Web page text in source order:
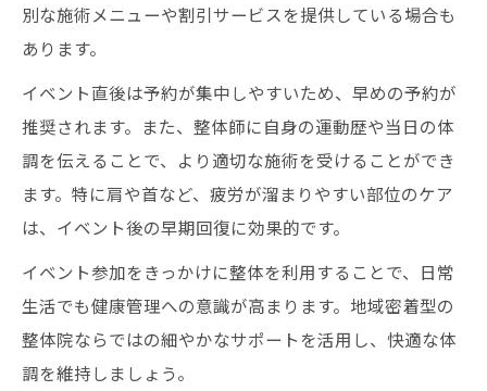
別な施術メニューや割引サービスを提供している場合も
あります。
イベント直後は予約が集中しやすいため、早めの予約が
推奨されます。また、整体師に自身の運動歴や当日の体
調を伝えることで、より適切な施術を受けることができ
ます。特に肩や首など、疲労が溜まりやすい部位のケア
は、イベント後の早期回復に効果的です。
イベント参加をきっかけに整体を利用することで、日常
生活でも健康管理への意識が高まります。地域密着型の
整体院ならではの細やかなサポートを活用し、快適な体
調を維持しましょう。